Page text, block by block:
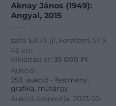
Aknay János (1949):
Angyal, 2015
szita EA I/I, jjl, keretben, 57 x
46 cm
Kikiáltási ár: 35 000 Ft
Aukció:
253. aukció - festmény,
grafika, műtárgy
Aukció időpontja: 2023-02-